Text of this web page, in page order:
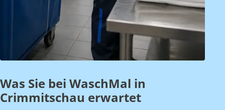
Was Sie bei WaschMal in
Crimmitschau erwartet